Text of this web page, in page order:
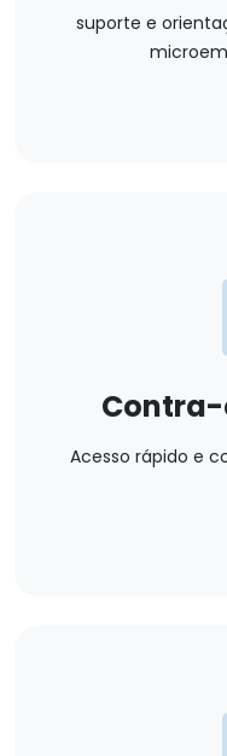
suporte e
Acesso rápido e